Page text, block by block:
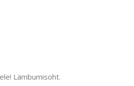
Lämbumisoht.